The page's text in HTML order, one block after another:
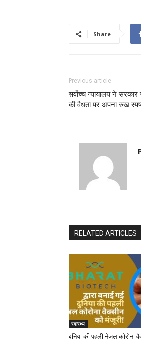
Share
Previous article
सर्वोच्च न्यायालय ने
की वैधता पर अपना रुख
RELATED ARTICLES
स्वास्थ्य
दुनिया की पहली नेजल कोरोना